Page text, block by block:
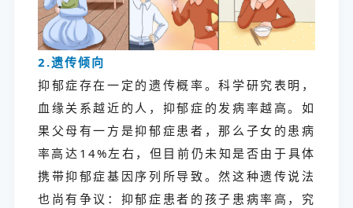
2.遗传倾向
抑郁症存在一定的遗传概率。科学研究表明，
血缘关系越近的人，抑郁症的发病率越高。如
果父母有一方是抑郁症患者，那么子女的患病
率高达14%左右，但目前仍未知是否由于具体
携带抑郁症基因序列所导致。然这种遗传说法
也尚有争议：抑郁症患者的孩子患病率高，究